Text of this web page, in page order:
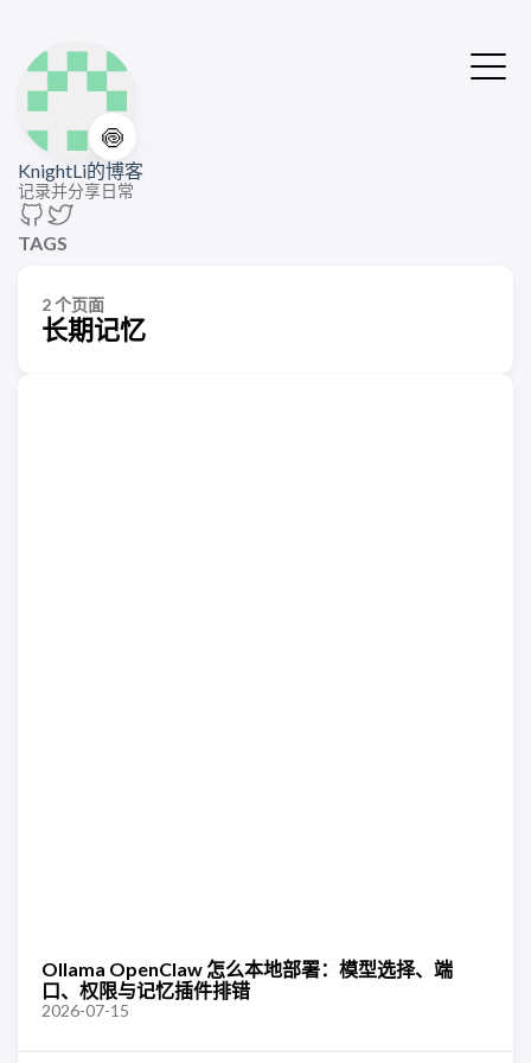
🍥
KnightLi的博客
记录并分享日常
TAGS
2 个页面
长期记忆
Ollama OpenClaw 怎么本地部署：模型选择、端
口、权限与记忆插件排错
2026-07-15